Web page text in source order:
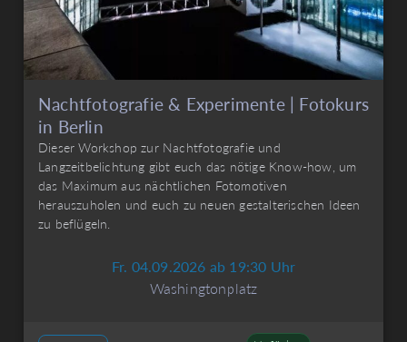
Nachtfotografie & Experimente | Fotokurs
in Berlin
Dieser Workshop zur Nachtfotografie und
Langzeitbelichtung gibt euch das nötige Know-how, um
das Maximum aus nächtlichen Fotomotiven
herauszuholen und euch zu neuen gestalterischen Ideen
zu beflügeln.
Fr. 04.09.2026 ab 19:30 Uhr
Washingtonplatz